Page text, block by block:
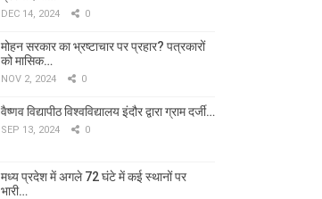
DEC 14, 2024 0
मोहन सरकार का भ्रष्टाचार पर प्रहार? पत्रकारों
को मासिक…
NOV 2, 2024 0
वैष्णव विद्यापीठ विश्वविद्यालय इंदौर द्वारा ग्राम दर्जी…
SEP 13, 2024 0
मध्य प्रदेश में अगले 72 घंटे में कई स्थानों पर
भारी…